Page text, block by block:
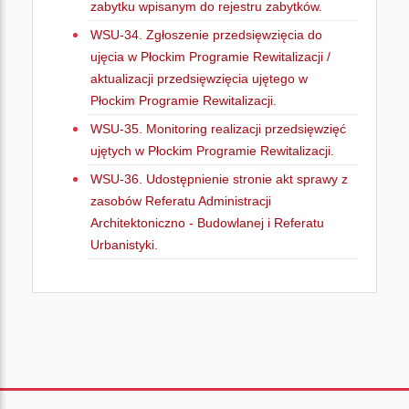
zabytku wpisanym do rejestru zabytków.
WSU-34. Zgłoszenie przedsięwzięcia do
ujęcia w Płockim Programie Rewitalizacji /
aktualizacji przedsięwzięcia ujętego w
Płockim Programie Rewitalizacji.
WSU-35. Monitoring realizacji przedsięwzięć
ujętych w Płockim Programie Rewitalizacji.
WSU-36. Udostępnienie stronie akt sprawy z
zasobów Referatu Administracji
Architektoniczno - Budowlanej i Referatu
Urbanistyki.